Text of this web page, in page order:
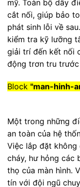
mỹ. Toàn bộ dây
cắt nối, giúp bảo
phát sinh lỗi về
kiểm tra kỹ lưỡng
giải trí đến kết nối
động trơn tru trước
Block "man-hinh-
Một trong những
an toàn của hệ
Việc lắp đặt
cháy, hư hỏng các
thọ của màn hình.
tín với đội ngũ